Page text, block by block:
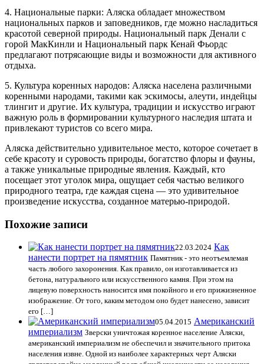
4. Национальные парки: Аляска обладает множеством
национальных парков и заповедников, где можно насладиться
красотой северной природы. Национальный парк Денали с
горой МакКинли и Национальный парк Кенай Фьордс
предлагают потрясающие виды и возможности для активного
отдыха.
5. Культура коренных народов: Аляска населена различными
коренными народами, такими как эскимосы, алеути, индейцы
тлингит и другие. Их культура, традиции и искусство играют
важную роль в формировании культурного наследия штата и
привлекают туристов со всего мира.
Аляска действительно удивительное место, которое сочетает в
себе красоту и суровость природы, богатство флоры и фауны,
а также уникальные природные явления. Каждый, кто
посещает этот уголок мира, ощущает себя частью великого
природного театра, где каждая сцена — это удивительное
произведение искусства, созданное матерью-природой.
Похожие записи
22.03.2024 Как
нанести портрет на пямятник Памятник - это неотъемлемая
часть любого захоронения. Как правило, он изготавливается из
бетона, натурального или искусственного камня. При этом на
лицевую поверхность наносится имя покойного и его прижизненное
изображение. От того, каким методом оно будет нанесено, зависит
его […]
05.04.2015 Американский
империализм Зверски уничтожая коренное население Аляски,
американский империализм не обеспечил и значительного притока
населения извне. Одной из наиболее характерных черт Аляски